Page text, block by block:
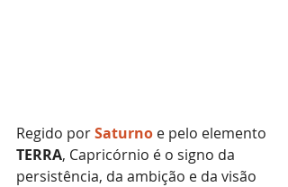
Regido por Saturno e pelo elemento
TERRA, Capricórnio é o signo da
persistência, da ambição e da visão